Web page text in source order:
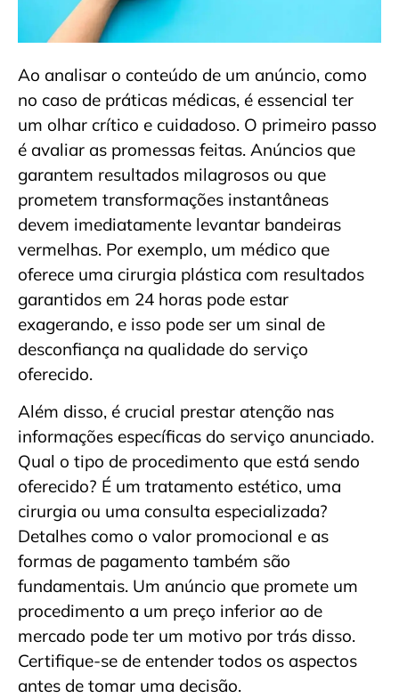
Ao analisar o conteúdo de um anúncio, como
no caso de práticas médicas, é essencial ter
um olhar crítico e cuidadoso. O primeiro passo
é avaliar as promessas feitas. Anúncios que
garantem resultados milagrosos ou que
prometem transformações instantâneas
devem imediatamente levantar bandeiras
vermelhas. Por exemplo, um médico que
oferece uma cirurgia plástica com resultados
garantidos em 24 horas pode estar
exagerando, e isso pode ser um sinal de
desconfiança na qualidade do serviço
oferecido.
Além disso, é crucial prestar atenção nas
informações específicas do serviço anunciado.
Qual o tipo de procedimento que está sendo
oferecido? É um tratamento estético, uma
cirurgia ou uma consulta especializada?
Detalhes como o valor promocional e as
formas de pagamento também são
fundamentais. Um anúncio que promete um
procedimento a um preço inferior ao de
mercado pode ter um motivo por trás disso.
Certifique-se de entender todos os aspectos
antes de tomar uma decisão.